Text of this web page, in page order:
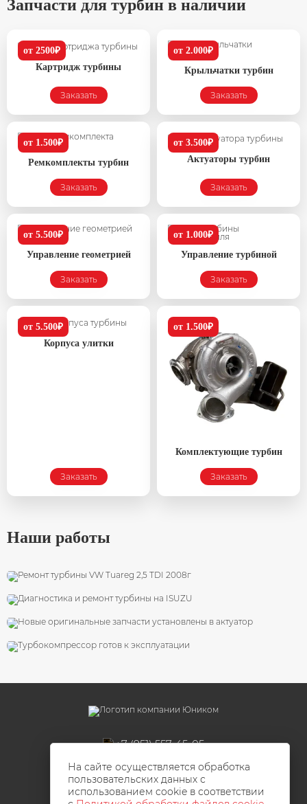
Запчасти для турбин в наличии
от 2500₽
Картридж турбины
Заказать
от 2.000₽
Крыльчатки турбин
Заказать
от 1.500₽
Ремкомплекты турбин
Заказать
от 3.500₽
Актуаторы турбин
Заказать
от 5.500₽
Управление геометрией
Заказать
от 1.000₽
Управление турбиной
Заказать
от 5.500₽
Корпуса улитки
Заказать
от 1.500₽
Комплектующие турбин
Заказать
Наши работы
VW Tuareg 2,5 TDI 2008г
Диагностика и ремонт турбины на ISUZU
Ремонт актуатора Hella
+7 (951) 557-45-05
turbo_vrn@mail.ru
г. Воронеж, ул.Пирогова, 69
ИП Горяйнов Д.А.
На сайте осуществляется обработка
пользовательских данных с
использованием cookie в соответствии